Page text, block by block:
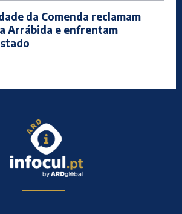
da Comenda reclamam
Arrábida e enfrentam